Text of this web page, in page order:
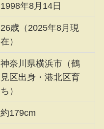
1998年8月14日
26歳（2025年8月現
在）
神奈川県横浜市（鶴
見区出身・港北区育
ち）
約179cm